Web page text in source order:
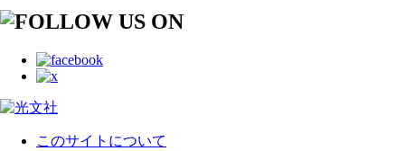
このサイトについて